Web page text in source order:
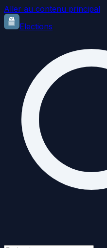
Aller au contenu principal
Elections